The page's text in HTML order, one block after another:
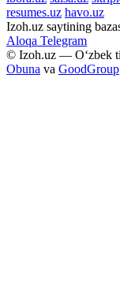
resumes.uz havo.uz
Izoh.uz saytining
Aloqa Telegram
© Izoh.uz — O‘zbek
Obuna va GoodGroup